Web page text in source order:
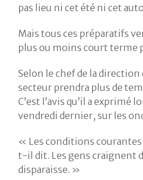
pas lieu ni cet été ni cet
Mais tous ces préparatifs
plus ou moins court terme
Selon le chef de la direction
secteur prendra plus de
C’est l’avis qu’il a exprimé
vendredi dernier, sur les
« Les conditions
t-il dit. Les gens craignent
disparaisse. »